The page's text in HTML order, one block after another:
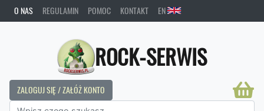
O NAS REGULAMIN POMOC KONTAKT EN
ROCK-SERWIS
ZALOGUJ SIĘ / ZAŁÓŻ KONTO